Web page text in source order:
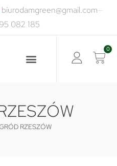
biurodamgreen@gmail.com
082 185
0
RZESZÓW